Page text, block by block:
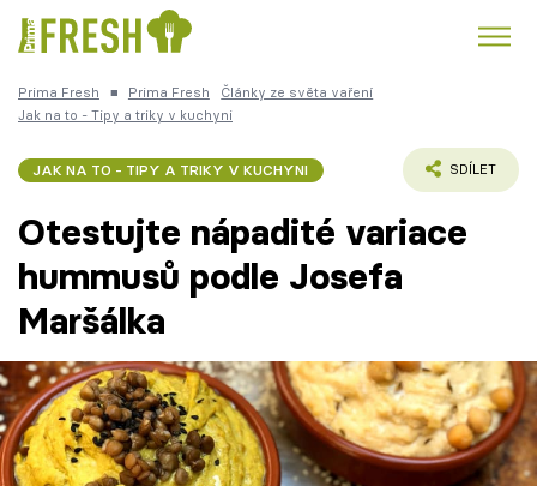
Trendy: Kuře Polévky k večeři
Česká kuchyně Čokoláda
Témata
Recepty
Články
Prima Fresh ■ Prima Fresh
Články ze světa vaření
Jak na to - Tipy a triky v kuchyni
JAK NA TO - TIPY A TRIKY V KUCHYNI SDÍLET
Otestujte nápadité variace
hummusů podle Josefa
Maršálka